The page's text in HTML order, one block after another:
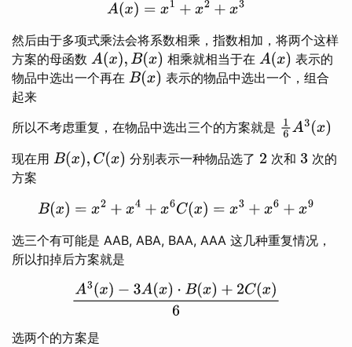
A x)=x1 +x 2+x 3
然后由于多项式乘法会将系数相乘，指数相加，将两个这样
方案的母函数 A(x),B (x) 相乘就相当于在 A(x)
表示的
物品中选出一个再在 B(x)
表示的物品中选出一个，组合
起来
所以不考虑重复，在物品中选出三个的方案就是 16A3(x)
现在用 B(x),C (x) 分别表示一种物品选了 2 次和 3 次的
方案
B (x)=x2+x 4+ x6C(x)= x3+x6 +x 9
选三个有可能是 AAB, ABA, BAA, AAA 这几种重复情况，
所以扣掉后方案就是
A3 (x) −3A(x) B(x)+2 C( x)6
选两个的方案是